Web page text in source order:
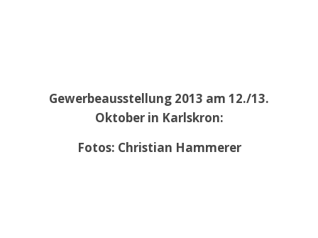
Gewerbeausstellung 2013 am 12./13.
Oktober in Karlskron:
Fotos: Christian Hammerer